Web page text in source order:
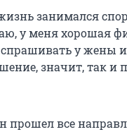
занимался
у меня хорошая
у
значит, так и
прошел все